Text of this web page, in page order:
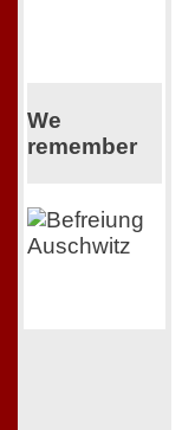
We
remember